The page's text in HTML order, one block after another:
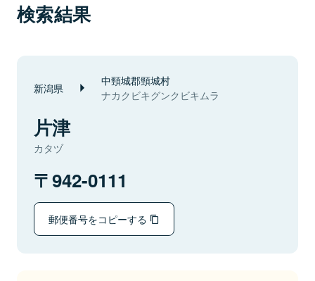
検索結果
新潟県 中頸城郡頸城村
ナカクビキグンクビキムラ
片津
カタヅ
942-0111
郵便番号をコピーする